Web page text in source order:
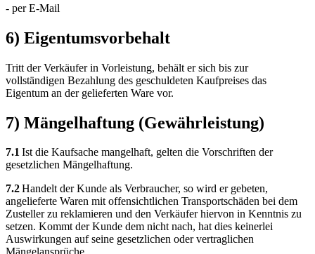
- per E-Mail
6) Eigentumsvorbehalt
Tritt der Verkäufer in Vorleistung, behält er sich bis zur
vollständigen Bezahlung des geschuldeten Kaufpreises das
Eigentum an der gelieferten Ware vor.
7) Mängelhaftung (Gewährleistung)
7.1Ist die Kaufsache mangelhaft, gelten die Vorschriften der
gesetzlichen Mängelhaftung.
7.2Handelt der Kunde als Verbraucher, so wird er gebeten,
angelieferte Waren mit offensichtlichen Transportschäden bei dem
Zusteller zu reklamieren und den Verkäufer hiervon in Kenntnis zu
setzen. Kommt der Kunde dem nicht nach, hat dies keinerlei
Auswirkungen auf seine gesetzlichen oder vertraglichen